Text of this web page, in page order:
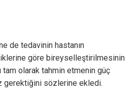
de tedavinin hastanın
göre bireyselleştirilmesinin
olarak tahmin etmenin güç
gerektiğini sözlerine ekledi.